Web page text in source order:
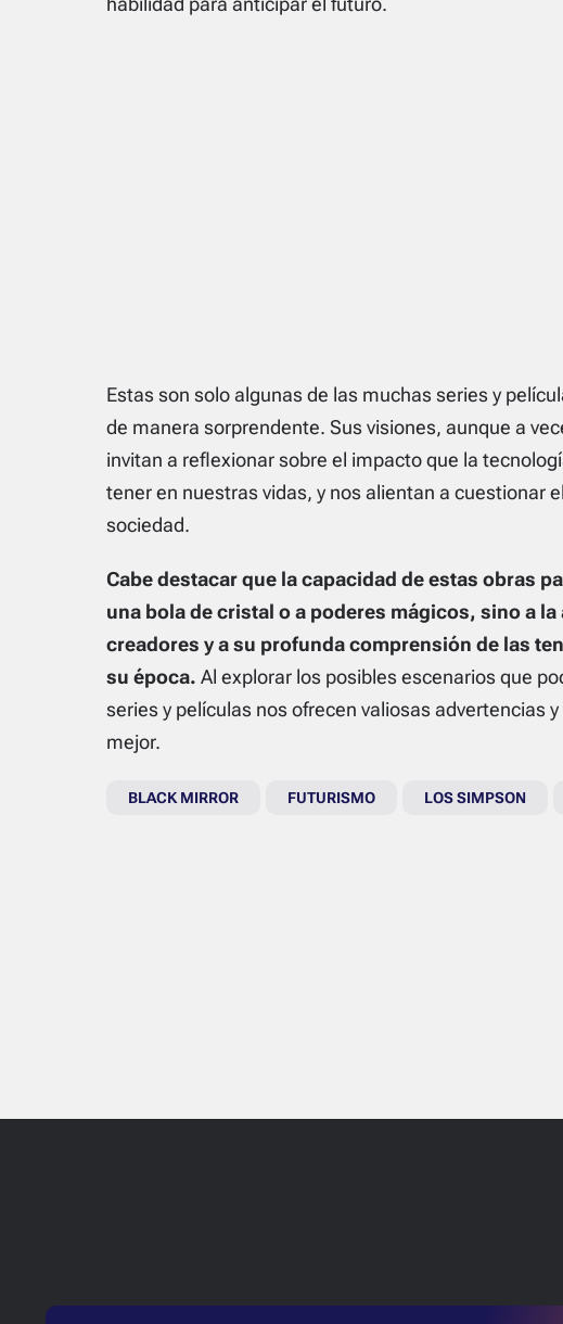
Estas son solo algunas de las muchas series y
de manera sorprendente. Sus visiones, aunque a
invitan a reflexionar sobre el impacto que la
tener en nuestras vidas, y nos alientan a cuestionar
sociedad.
Cabe destacar que la capacidad de estas obras
una bola de cristal o a poderes mágicos, sino a
creadores y a su profunda comprensión de las
su época. Al explorar los posibles escenarios que
series y películas nos ofrecen valiosas advertencias
mejor.
BLACK MIRROR FUTURISMO LOS SIMPSON